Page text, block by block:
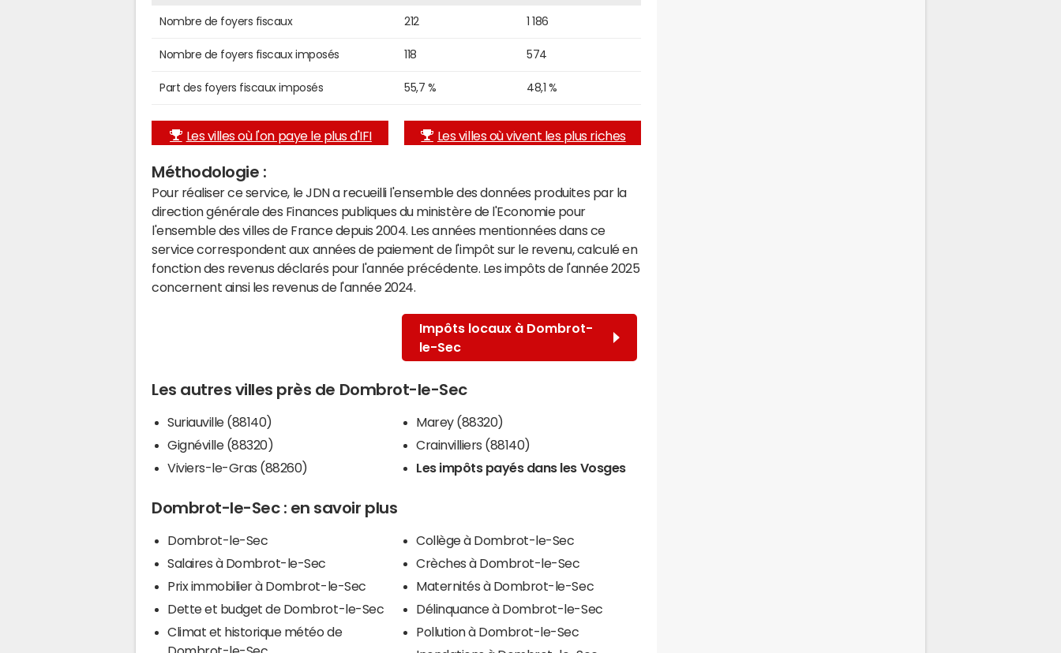
Nombre de foyers fiscaux 212 1 186
Nombre de foyers fiscaux imposés 118 574
Part des foyers fiscaux imposés 55,7 % 48,1 %
Les villes où l'on paye le plus d'IFI Les villes où vivent les plus riches
Méthodologie :
Pour réaliser ce service, le JDN a recueilli l'ensemble des données produites par la
direction générale des Finances publiques du ministère de l'Economie pour
l'ensemble des villes de France depuis 2004. Les années mentionnées dans ce
service correspondent aux années de paiement de l'impôt sur le revenu, calculé en
fonction des revenus déclarés pour l'année précédente. Les impôts de l'année 2025
concernent ainsi les revenus de l'année 2024.
Impôts locaux à Dombrot-
le-Sec
Les autres villes près de Dombrot-le-Sec
Suriauville (88140)
Gignéville (88320)
Viviers-le-Gras (88260)
Marey (88320)
Crainvilliers (88140)
Les impôts payés dans les Vosges
Dombrot-le-Sec : en savoir plus
Dombrot-le-Sec
Salaires à Dombrot-le-Sec
Prix immobilier à Dombrot-le-Sec
Dette et budget de Dombrot-le-Sec
Climat et historique météo de
Collège à Dombrot-le-Sec
Crèches à Dombrot-le-Sec
Maternités à Dombrot-le-Sec
Délinquance à Dombrot-le-Sec
Pollution à Dombrot-le-Sec